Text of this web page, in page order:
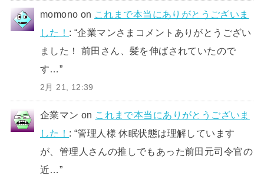
momono on これまで本当にありがとうございま
した！ : “企業マンさまコメントありがとうござい
ました！ 前田さん、髪を伸ばされていたので
す…”
2月 21, 12:39
企業マン on これまで本当にありがとうございま
した！ : “管理人様 休眠状態は理解しています
が、管理人さんの推しでもあった前田元司令官の
近…”